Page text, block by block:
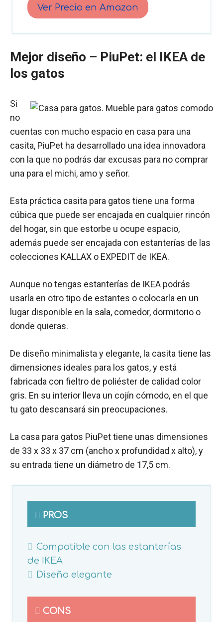
Ver Precio en Amazon
Mejor diseño – PiuPet: el IKEA de
los gatos
Si
no
cuentas con mucho espacio en casa para una
casita, PiuPet ha desarrollado una idea innovadora
con la que no podrás dar excusas para no comprar
una para el michi, amo y señor.
Esta práctica casita para gatos tiene una forma
cúbica que puede ser encajada en cualquier rincón
del hogar, sin que estorbe u ocupe espacio,
además puede ser encajada con estanterías de las
colecciones KALLAX o EXPEDIT de IKEA.
Aunque no tengas estanterías de IKEA podrás
usarla en otro tipo de estantes o colocarla en un
lugar disponible en la sala, comedor, dormitorio o
donde quieras.
De diseño minimalista y elegante, la casita tiene las
dimensiones ideales para los gatos, y está
fabricada con fieltro de poliéster de calidad color
gris. En su interior lleva un cojín cómodo, en el que
tu gato descansará sin preocupaciones.
La casa para gatos PiuPet tiene unas dimensiones
de 33 x 33 x 37 cm (ancho x profundidad x alto), y
su entrada tiene un diámetro de 17,5 cm.
PROS
Compatible con las estanterías
de IKEA
Diseño elegante
CONS